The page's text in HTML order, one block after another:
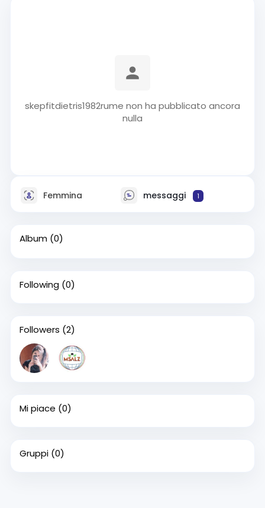
skepfitdietris1982rume non ha pubblicato ancora
nulla
Femmina messaggi 1
Album (0)
Following (0)
Followers (2)
Mi piace (0)
Gruppi (0)